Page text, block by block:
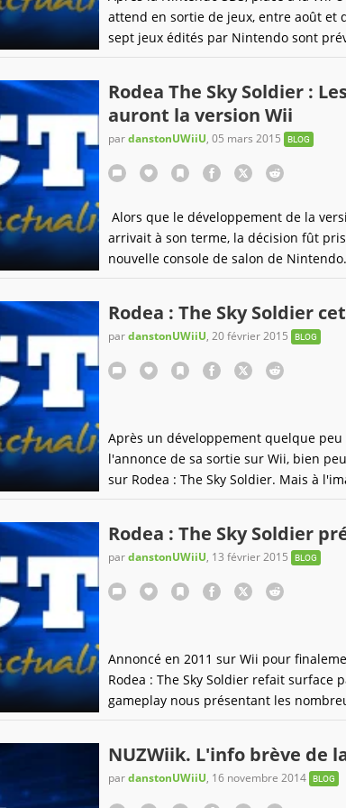
attend en sortie de jeux, entre août et
sept jeux édités par Nintendo sont
éditeurs tiers. Alors, petit tour
pauvre jeu
Rodea The Sky Soldier :
auront la version Wii
pardanstonUWiiU, 05 mars 2015 BLOG
Alors que le développement de la
arrivait à son terme, la décision fût
nouvelle console de salon de
occidentaux puisque NIS America
quant à sa version finale, Rodea : The
Rodea : The Sky Soldier
pardanstonUWiiU, 20 février 2015 BLOG
Après un développement quelque
l'annonce de sa sortie sur Wii, bien
sur Rodea : The Sky Soldier. Mais à
par Kadokawa Games sous la
cendres sur Wii U et Nintendo 3DS et
Rodea : The Sky Soldier
pardanstonUWiiU, 13 février 2015 BLOG
Annoncé en 2011 sur Wii pour
Rodea : The Sky Soldier refait surface
gameplay nous présentant les
héros de cette aventure.Pour rappel,
maintenant aux commandes du studio
NUZWiik. L'info brève de
pardanstonUWiiU, 16 novembre 2014 BLOG